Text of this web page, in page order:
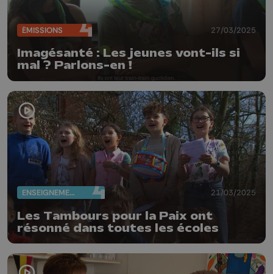
ÉMISSIONS 27/03/2025
Imagésanté : Les jeunes vont-ils si
mal ? Parlons-en !
ENSEIGNEMENT 21/03/2025
Les Tambours pour la Paix ont
résonné dans toutes les écoles